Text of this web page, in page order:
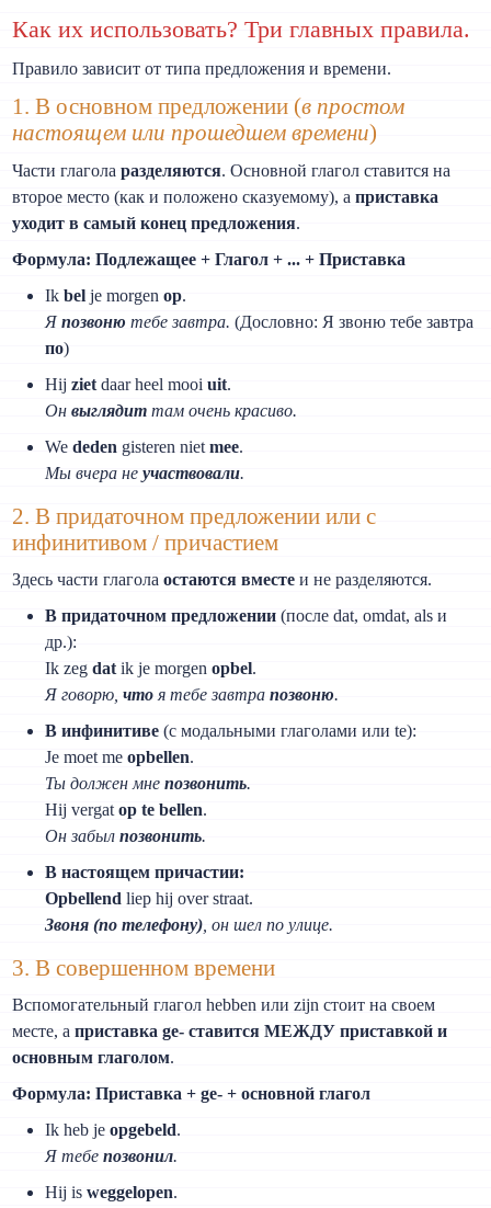
Как их использовать? Три главных правила.
Правило зависит от типа предложения и времени.
1. В основном предложении (в простом
настоящем или прошедшем времени)
Части глаголаразделяются. Основной глагол ставится на
второе место (как и положено сказуемому), априставка
уходит в самый конец предложения.
Формула: Подлежащее + Глагол + ... + Приставка
Ikbel je morgenop.
Япозвоню тебе завтра. (Дословно: Я звоню тебе завтра
по)
Hijziet daar heel mooiuit.
Онвыглядит там очень красиво.
Wededen gisteren nietmee.
Мы вчера неучаствовали.
2. В придаточном предложении или с
инфинитивом / причастием
Здесь части глаголаостаются вместе и не разделяются.
В придаточном предложении (после dat, omdat, als и
др.):
Ik zegdat ik je morgenopbel.
Я говорю,что я тебе завтрапозвоню.
В инфинитиве (с модальными глаголами или te):
Je moet meopbellen.
Ты должен мнепозвонить.
Hij vergatop te bellen.
Он забылпозвонить.
В настоящем причастии:
Opbellend liep hij over straat.
Звоня (по телефону) , он шел по улице.
3. В совершенном времени
Вспомогательный глагол hebben или zijn стоит на своем
месте, априставка ge- ставится МЕЖДУ приставкой и
основным глаголом.
Формула: Приставка + ge- + основной глагол
Ik heb jeopgebeld.
Я тебепозвонил.
Hij isweggelopen.